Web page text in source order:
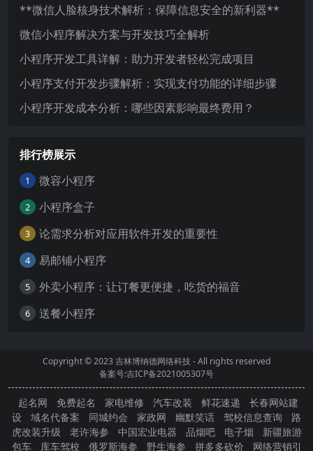
**微信人脸核身技术解析：保障信息安全的新利器**
微信小程序解决方案与开发技巧全解析
小程序开发工具详解：助力开发者轻松完成项目
小程序支付开发步骤解析：实现支付功能的详细步骤
小程序开发成本分析：哪些因素影响最终费用？
排行榜展示
1 微容小程序
2 小程序盒子
3 论需求分析对应用软件开发的重要性
4 易邮铺小程序
5 外卖小程序：让订餐更便捷，吃货的福音
6 送餐小程序
Copyright © 2023吉林博纳德网络科技- All rights reserved
备案号:吉ICP备2021005307号
起名网 免费起名 家电维修 汽车改装 鲜花速递
长春网站建
设
域名代备案 同城约会 家政网 幽默笑话 驾校信息查询
路
虎改装升级
老许海参 中国宏业电器 品烟吧 电子烟
新疆旅游
包车
库车驾校 俄罗斯海参 野生海参 拼多多砍价 网络营销引